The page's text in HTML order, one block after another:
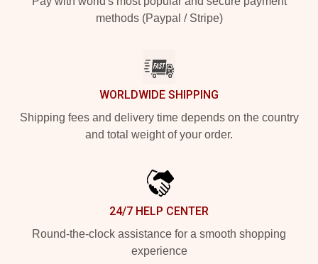
methods (Paypal / Stripe)
WORLDWIDE SHIPPING
Shipping fees and delivery time depends on the country
and total weight of your order.
24/7 HELP CENTER
Round-the-clock assistance for a smooth shopping
experience